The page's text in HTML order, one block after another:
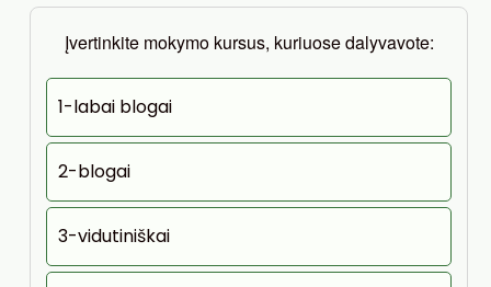
Įvertinkite mokymo kursus, kuriuose dalyvavote:
1-labai blogai
2-blogai
3-vidutiniškai